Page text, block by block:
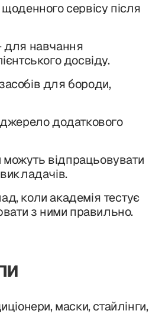
сервісу після
навчання
досвіду.
для бороди,
додаткового
відпрацьовувати
коли академія тестує
з ними правильно.
маски, стайлінги,